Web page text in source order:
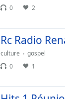
0
2
Rc Radio
culture
gospel
0
1